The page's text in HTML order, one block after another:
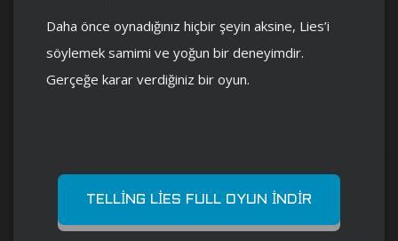
Daha önce oynadığınız hiçbir şeyin aksine, Lies’i
söylemek samimi ve yoğun bir deneyimdir.
Gerçeğe karar verdiğiniz bir oyun.
TELLING LIES FULL OYUN İNDIR